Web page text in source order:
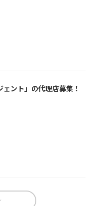
ェント」の代理店募集！